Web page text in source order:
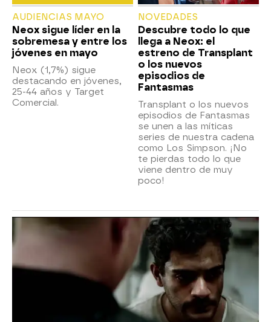
AUDIENCIAS MAYO
Neox sigue líder en la
sobremesa y entre los
jóvenes en mayo
Neox (1,7%) sigue
destacando en jóvenes,
25-44 años y Target
Comercial.
NOVEDADES
Descubre todo lo que
llega a Neox: el
estreno de Transplant
o los nuevos
episodios de
Fantasmas
Transplant o los nuevos
episodios de Fantasmas
se unen a las míticas
series de nuestra cadena
como Los Simpson. ¡No
te pierdas todo lo que
viene dentro de muy
poco!